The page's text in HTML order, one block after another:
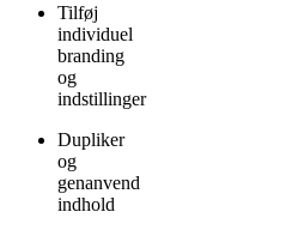
Tilføj
individuel
branding
og
indstillinger
Dupliker
og
genanvend
indhold